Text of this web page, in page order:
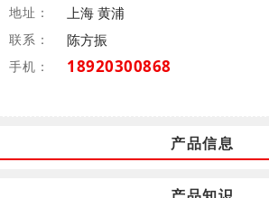
地址： 上海 黄浦
联系： 陈方振
手机： 18920300868
产品信息